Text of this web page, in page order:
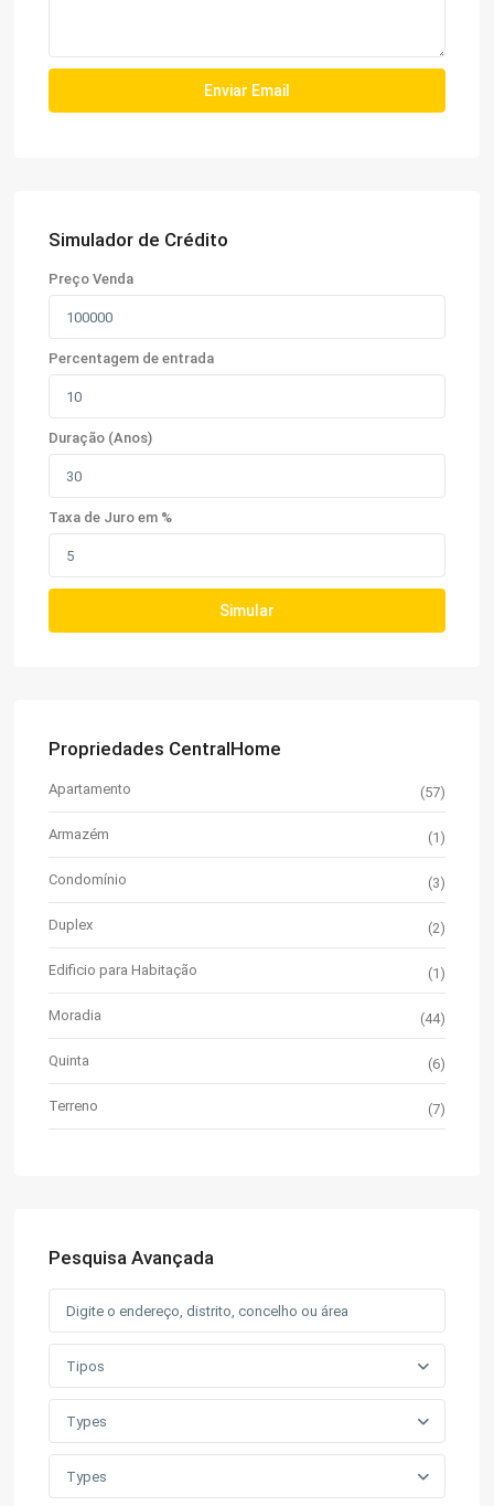
Simulador de Crédito
Preço Venda
Percentagem de entrada
Duração (Anos)
Taxa de Juro em %
Simular
Propriedades CentralHome
Apartamento (57)
Armazém (1)
Condomínio (3)
Duplex (2)
Edificio para Habitação (1)
Moradia (44)
Quinta (6)
Terreno (7)
Pesquisa Avançada
Tipos
Types
Types